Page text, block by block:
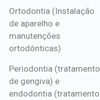
Ortodontia (Instalação
de aparelho e
manutenções
ortodônticas)
Periodontia (tratamento
de gengiva) e
endodontia (tratamento